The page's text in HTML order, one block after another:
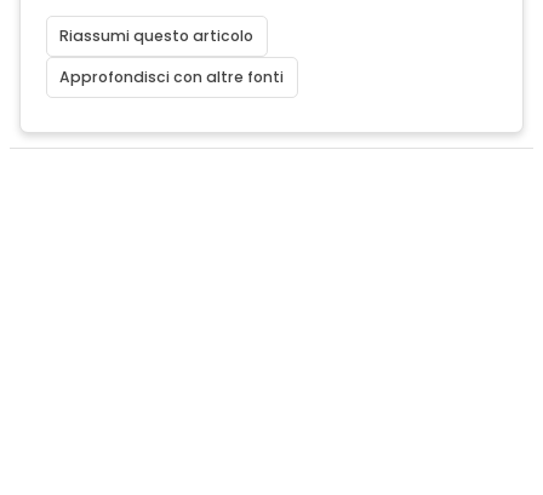
Riassumi questo articolo
Approfondisci con altre fonti